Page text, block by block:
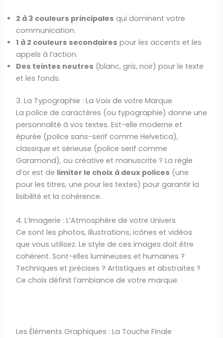
2 à 3 couleurs principales qui dominent votre
communication.
1 à 2 couleurs secondaires pour les accents et les
appels à l’action.
Des teintes neutres (blanc, gris, noir) pour le texte
et les fonds.
3. La Typographie : La Voix de votre Marque
La police de caractères (ou typographie) donne une
personnalité à vos textes. Est-elle moderne et
épurée (police sans-serif comme Helvetica),
classique et sérieuse (police serif comme
Garamond), ou créative et manuscrite ? La règle
d’or est de limiter le choix à deux polices (une
pour les titres, une pour les textes) pour garantir la
lisibilité et la cohérence.
4. L’Imagerie : L’Atmosphère de votre Univers
Ce sont les photos, illustrations, icônes et vidéos
que vous utilisez. Le style de ces images doit être
cohérent. Sont-elles lumineuses et humaines ?
Techniques et précises ? Artistiques et abstraites ?
Ce choix définit l’ambiance de votre marque.
Les Éléments Graphiques : La Touche Finale